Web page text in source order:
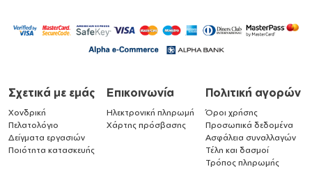
Σχετικά με εμάς
Χονδρική
Πελατολόγιο
Δείγματα εργασιών
Ποιότητα κατασκευής
Επικοινωνία
Ηλεκτρονική πληρωμή
Χάρτης πρόσβασης
Πολιτική αγορών
Όροι χρήσης
Προσωπικά δεδομένα
Ασφάλεια συναλλαγών
Τέλη και δασμοί
Τρόπος πληρωμής